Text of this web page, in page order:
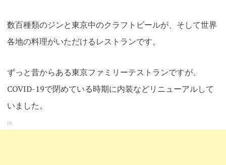
数百種類のジンと東京中のクラフトビールが、そして世界
各地の料理がいただけるレストランです。
ずっと昔からある東京ファミリーテストランですが、
COVID-19で閉めている時期に内装などリニューアルして
いました。
PR